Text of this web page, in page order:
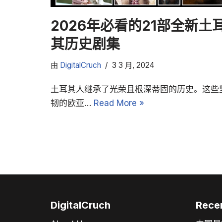
2026年必看的21部全新土
其历史剧集
由 DigitalCruch 3 3 月, 2024
土耳其人继承了光荣且根深蒂固的历史。这些
韧的欧亚… Read More »
DigitalCruch